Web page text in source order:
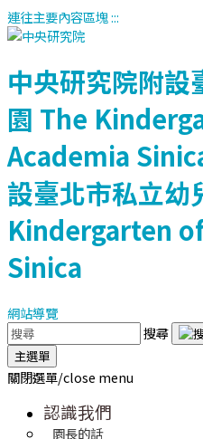
連往主要內容區塊:::
中央研究院附設
園 The
Academia
設臺北市私立幼
Kindergarten
Sinica
網站導覽
搜尋
主選單
關閉選單/close menu
認識我們
園長的話